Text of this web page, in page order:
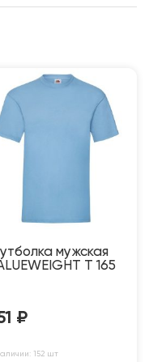
мужская
T 165
₽
152 шт